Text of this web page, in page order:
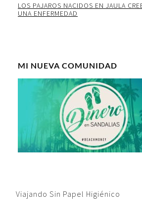
LOS PAJAROS NACIDOS EN JAULA
UNA ENFERMEDAD
MI NUEVA COMUNIDAD
Viajando Sin Papel Higiénico